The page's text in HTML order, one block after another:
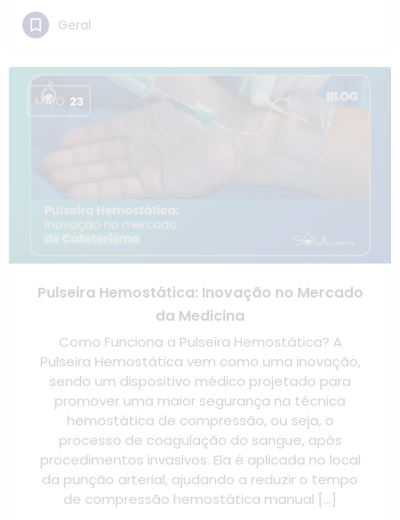
Geral
MAIO 23
Pulseira Hemostática: Inovação no Mercado
da Medicina
Como Funciona a Pulseira Hemostática? A
Pulseira Hemostática vem como uma inovação,
sendo um dispositivo médico projetado para
promover uma maior segurança na técnica
hemostática de compressão, ou seja, o
processo de coagulação do sangue, após
procedimentos invasivos. Ela é aplicada no local
da punção arterial, ajudando a reduzir o tempo
de compressão hemostática manual […]